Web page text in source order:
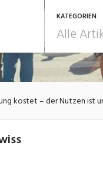
KATEGORIEN
/ Weiterbildung
kostet – der Nutzen ist